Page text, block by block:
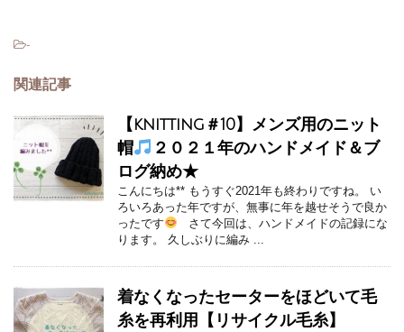
-
関連記事
【knitting＃10】メンズ用のニット
帽
２０２１年のハンドメイド＆ブ
ログ納め★
こんにちは** もうすぐ2021年も終わりですね。 い
ろいろあった年ですが、無事に年を越せそうで良か
ったです
さて今回は、ハンドメイドの記録にな
ります。 久しぶりに編み ...
着なくなったセーターをほどいて毛
糸を再利用【リサイクル毛糸】